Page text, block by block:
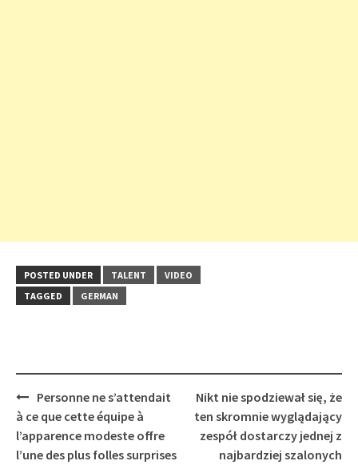
POSTED UNDER TALENT
VIDEO
TAGGED
GERMAN
Post
navigation
Personne ne s’attendait
à ce que cette équipe à
l’apparence modeste offre
l’une des plus folles surprises
Nikt nie spodziewał się, że
ten skromnie wyglądający
zespół dostarczy jednej z
najbardziej szalonych